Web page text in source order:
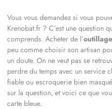
Vous vous demandez si vous
Krenobat.fr ? C’est une question
comprends. Acheter de l’
peu comme choisir son artisan
un doute. On ne veut pas se
perdre du temps avec un service
fiable ou escroquerie bien
sur la question, et voici ce que
carte bleue.